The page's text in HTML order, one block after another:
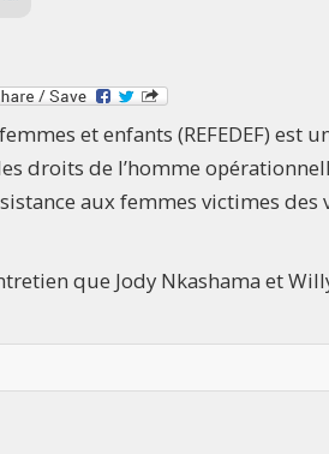
et enfants (REFEDEF) est
droits de l’homme
aux femmes victimes des
que Jody Nkashama et